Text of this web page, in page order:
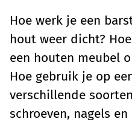
Hoe werk je een
hout weer dicht?
een houten meubel
Hoe gebruik je op
verschillende
schroeven, nagels